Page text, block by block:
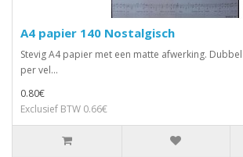
A4 papier 140 Nostalgisch
Stevig A4 papier met een matte afwerking.
per vel...
0.80€
Exclusief BTW 0.66€